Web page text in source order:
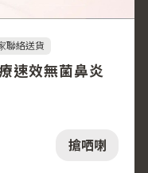
搶哂喇
聯絡送貨
速效無菌鼻炎